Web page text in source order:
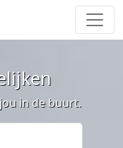
in de buurt.